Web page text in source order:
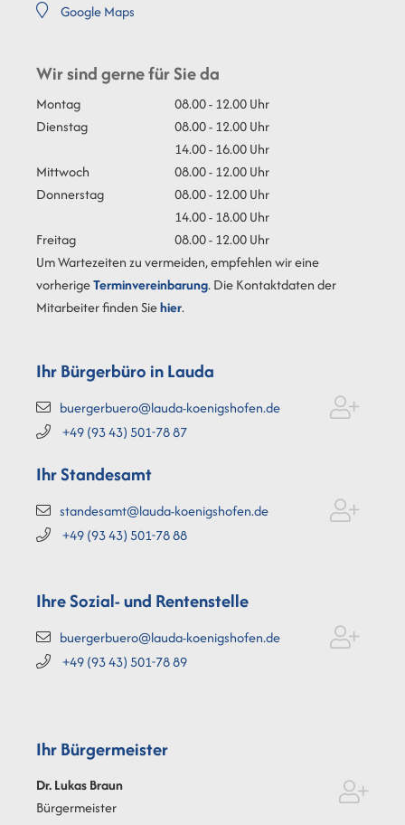
Google Maps
Wir sind gerne für Sie da
Montag
08.00 - 12.00 Uhr
Dienstag
08.00 - 12.00 Uhr
14.00 - 16.00 Uhr
Mittwoch
08.00 - 12.00 Uhr
Donnerstag
08.00 - 12.00 Uhr
14.00 - 18.00 Uhr
Freitag
08.00 - 12.00 Uhr
Um Wartezeiten zu vermeiden, empfehlen wir eine
vorherigeTerminvereinbarung. Die Kontaktdaten der
Mitarbeiter finden Siehier.
Ihr Bürgerbüro in Lauda
buergerbuero@lauda-koenigshofen.de
+49 (9343) 501-7887
Ihr Standesamt
standesamt@lauda-koenigshofen.de
+49 (9343) 501-7888
Ihre Sozial- und Rentenstelle
buergerbuero@lauda-koenigshofen.de
+49 (9343) 501-7889
Ihr Bürgermeister
Dr. LukasBraun
Bürgermeister